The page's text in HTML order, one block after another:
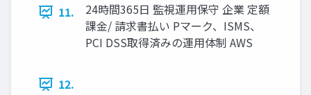
11.
24時間365日 監視運用保守 企業 定額
課金/ 請求書払い Pマーク、ISMS、
PCI DSS取得済みの運用体制 AWS
12.